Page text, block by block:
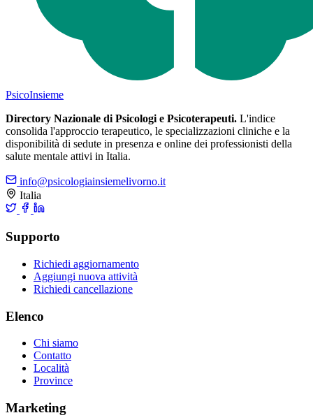
PsicoInsieme
Directory Nazionale di Psicologi e Psicoterapeuti. L'indice
consolida l'approccio terapeutico, le specializzazioni cliniche e la
disponibilità di sedute in presenza e online dei professionisti della
salute mentale attivi in Italia.
info@psicologiainsiemelivorno.it
Italia
Supporto
Richiedi aggiornamento
Aggiungi nuova attività
Richiedi cancellazione
Elenco
Chi siamo
Contatto
Località
Province
Marketing